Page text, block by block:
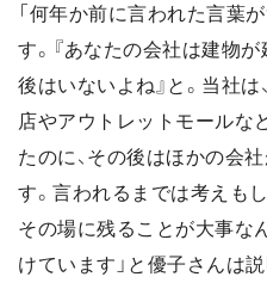
「何年か前に言われた言葉
す。『あなたの会社は建物
後はいないよね』と。当社
店やアウトレットモールな
たのに、その後はほかの会
す。言われるまでは考えも
その場に残ることが大事な
けています」と優子さんは説